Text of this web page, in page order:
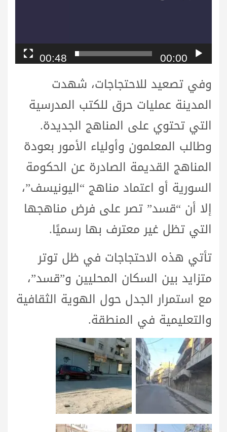
00:00
00:48
وفي تصعيد للاحتجاجات، شهدت
المدينة عمليات حرق للكتب المدرسية
التي تحتوي على المناهج الجديدة.
وطالب المعلمون وأولياء الأمور بعودة
المناهج القديمة الصادرة عن الحكومة
السورية أو اعتماد مناهج “اليونيسف”،
إلا أن “قسد” تصر على فرض مناهجها
التي تظل غير معترف بها رسميًا.
تأتي هذه الاحتجاجات في ظل توتر
متزايد بين السكان المحليين و”قسد”،
مع استمرار الجدل حول الهوية الثقافية
والتعليمية في المنطقة.